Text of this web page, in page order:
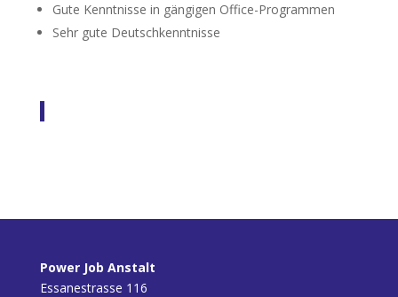
Gute Kenntnisse in gängigen Office-Programmen
Sehr gute Deutschkenntnisse
Power Job Anstalt
Essanestrasse 116